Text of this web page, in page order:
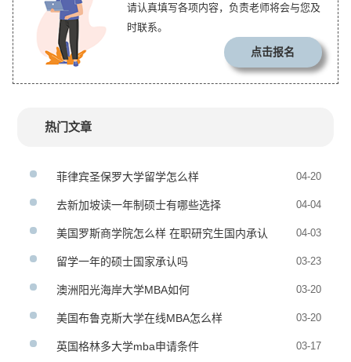
请认真填写各项内容，负责老师将会与您及
时联系。
点击报名
热门文章
菲律宾圣保罗大学留学怎么样 04-20
去新加坡读一年制硕士有哪些选择 04-04
美国罗斯商学院怎么样 在职研究生国内承认
度
04-03
留学一年的硕士国家承认吗 03-23
澳洲阳光海岸大学MBA如何 03-20
美国布鲁克斯大学在线MBA怎么样 03-20
英国格林多大学mba申请条件 03-17